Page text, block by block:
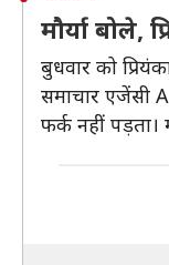
मौर्या बोले,
बुधवार को
समाचार एजेंसी
फर्क नहीं